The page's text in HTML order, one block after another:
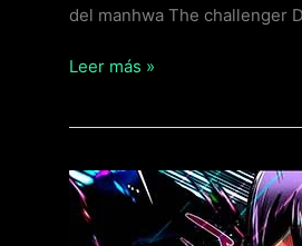
del manhwa The challenger
Leer más »
Top
mejores
manhwas